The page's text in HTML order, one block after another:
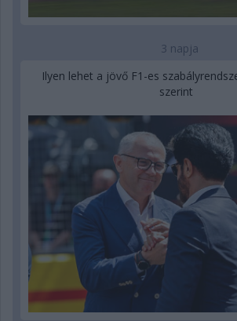
3 napja
Ilyen lehet a jövő F1-es
szerint